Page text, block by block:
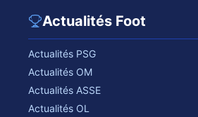
Actualités Foot
Actualités PSG
Actualités OM
Actualités ASSE
Actualités OL